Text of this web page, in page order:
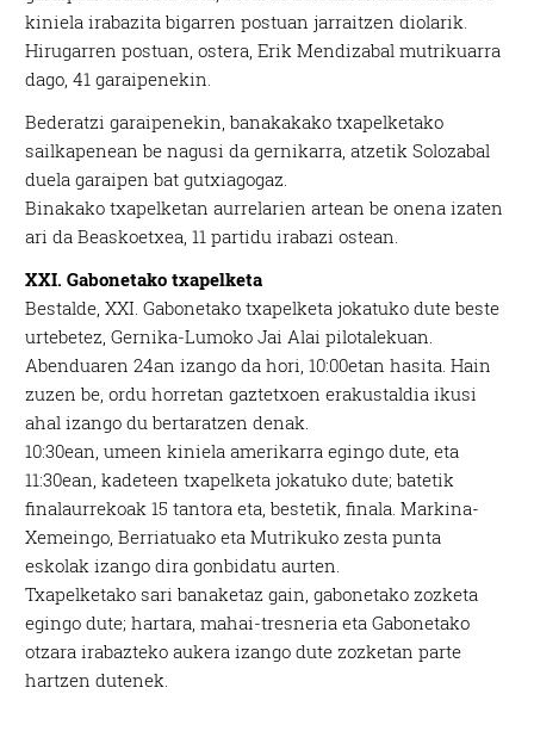
kiniela irabazita bigarren postuan jarraitzen diolarik.
Hirugarren postuan, ostera, Erik Mendizabal mutrikuarra
dago, 41 garaipenekin.
Bederatzi garaipenekin, banakakako txapelketako
sailkapenean be nagusi da gernikarra, atzetik Solozabal
duela garaipen bat gutxiagogaz.
Binakako txapelketan aurrelarien artean be onena izaten
ari da Beaskoetxea, 11 partidu irabazi ostean.
XXI. Gabonetako txapelketa
Bestalde, XXI. Gabonetako txapelketa jokatuko dute beste
urtebetez, Gernika-Lumoko Jai Alai pilotalekuan.
Abenduaren 24an izango da hori, 10:00etan hasita. Hain
zuzen be, ordu horretan gaztetxoen erakustaldia ikusi
ahal izango du bertaratzen denak.
10:30ean, umeen kiniela amerikarra egingo dute, eta
11:30ean, kadeteen txapelketa jokatuko dute; batetik
finalaurrekoak 15 tantora eta, bestetik, finala. Markina-
Xemeingo, Berriatuako eta Mutrikuko zesta punta
eskolak izango dira gonbidatu aurten.
Txapelketako sari banaketaz gain, gabonetako zozketa
egingo dute; hartara, mahai-tresneria eta Gabonetako
otzara irabazteko aukera izango dute zozketan parte
hartzen dutenek.